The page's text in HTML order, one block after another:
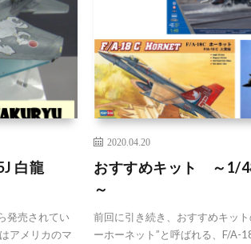
白龍
発売されてい
アメリカのマ
2020.04.20
おすすめキット ～1/
～
前回に引き続き、おすすめキッ
ーホーネット”と呼ばれる、F/A-